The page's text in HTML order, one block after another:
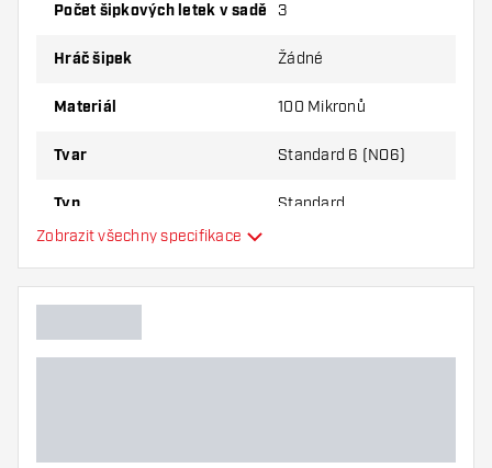
Vyzkoušejte jiný tvar, materiál nebo tloušťku
vyhovuje nejlépe!
Počet šipkových letek v sadě 3
Hráč šipek Žádné
Materiál 100 Mikronů
Tvar Standard 6 (NO6)
Typ Standard
Hlavní barva
Zobrazit všechny specifikace